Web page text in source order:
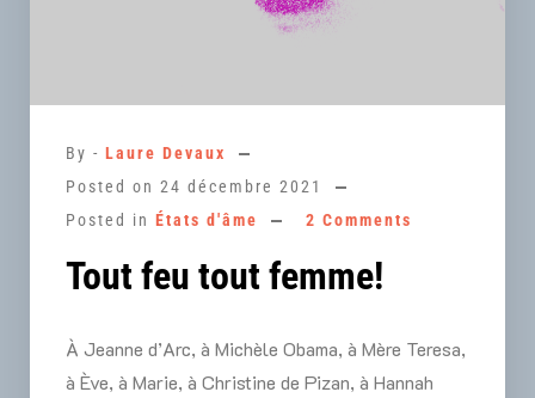
By - Laure Devaux
Posted on 24 décembre 2021
Posted in États d'âme 2 Comments
Tout feu tout femme!
À Jeanne d’Arc, à Michèle Obama, à Mère Teresa,
à Ève, à Marie, à Christine de Pizan, à Hannah